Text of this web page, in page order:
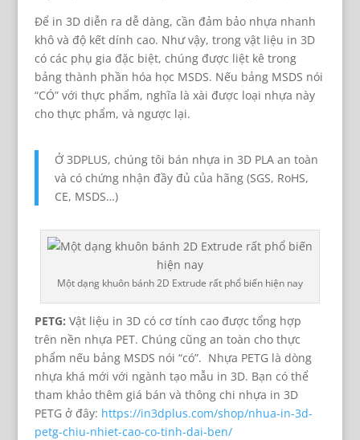
Để in 3D diễn ra dễ dàng, cần đảm bảo nhựa nhanh
khô và độ kết dính cao. Như vậy, trong vật liệu in 3D
có các phụ gia đặc biệt, chúng được liệt kê trong
bảng thành phần hóa học MSDS. Nếu bảng MSDS nói
“CÓ” với thực phẩm, nghĩa là xài được loại nhựa này
cho thực phẩm, và ngược lại.
Ở 3DPLUS, chúng tôi bán nhựa in 3D PLA an toàn
và có chứng nhận đầy đủ của hãng (SGS, RoHS,
CE, MSDS…)
Một dạng khuôn bánh 2D Extrude rất phổ biến hiện nay
PETG: Vật liệu in 3D có cơ tính cao được tổng hợp
trên nền nhựa PET. Chúng cũng an toàn cho thực
phẩm nếu bảng MSDS nói “có”. Nhựa PETG là dòng
nhựa khá mới với ngành tạo mẫu in 3D. Bạn có thể
tham khảo thêm giá bán và thông chi nhựa in 3D
PETG ở đây: https://in3dplus.com/shop/nhua-in-3d-
petg-chiu-nhiet-cao-co-tinh-dai-ben/